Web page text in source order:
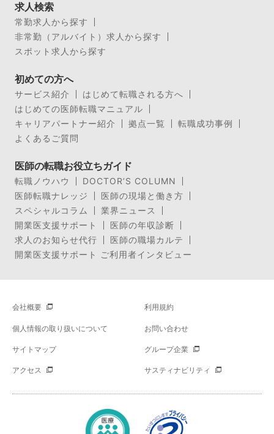
求人検索
常勤求人から探す
非常勤（アルバイト）求人から探す
スポット求人から探す
初めての方へ
サービス紹介
はじめて転職される方へ
はじめての医師転職マニュアル
キャリアパートナー紹介
拠点一覧
転職成功事例
よくあるご質問
医師の転職お役立ちガイド
転職ノウハウ
DOCTOR’S COLUMN
医師転職ナレッジ
医師の現場と働き方
スペシャルコラム
業界ニュース
開業医支援サポート
医師の年収診断
求人のお知らせ代行
医師の職場カルテ
開業医支援サポート ご利用者インタビュー
会社概要 利用規約
個人情報の取り扱いについて お問い合わせ
サイトマップ グループ企業
アクセス サスティナビリティ